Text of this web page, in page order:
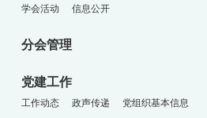
学会活动 信息公开
分会管理
党建工作
工作动态 政声传递 党组织基本信息